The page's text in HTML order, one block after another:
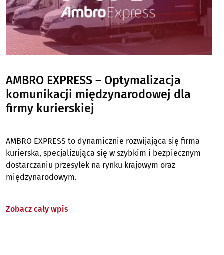
AMBRO EXPRESS – Optymalizacja
komunikacji międzynarodowej dla
firmy kurierskiej
AMBRO EXPRESS to dynamicznie rozwijająca się firma
kurierska, specjalizująca się w szybkim i bezpiecznym
dostarczaniu przesyłek na rynku krajowym oraz
międzynarodowym.
Zobacz cały wpis